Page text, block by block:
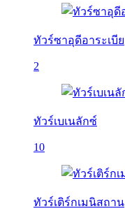
ทัวร์ซาอุดีอาระเบีย
2
ทัวร์เบเนลักซ์
10
ทัวร์เติร์กเมนิสถาน